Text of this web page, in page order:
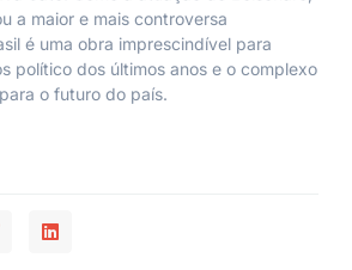
a maior e mais controversa
é uma obra imprescindível para
político dos últimos anos e o complexo
o futuro do país.